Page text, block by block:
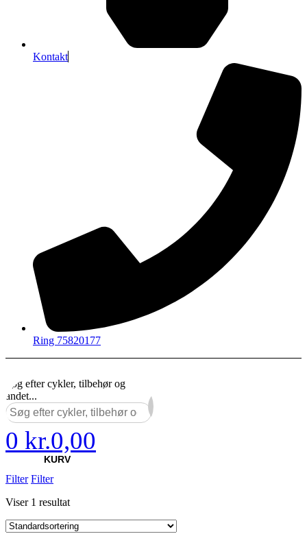
Kontakt
Ring 75820177
Søg efter cykler, tilbehør og
andet...
0 kr.0,00
KURV
Filter Filter
Viser 1 resultat